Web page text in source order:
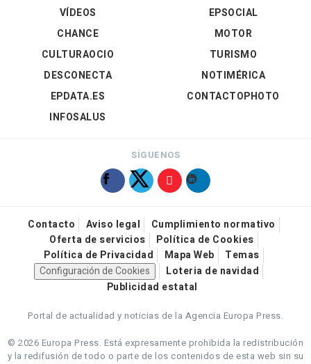
VÍDEOS
EPSOCIAL
CHANCE
CULTURAOCIO
DESCONECTA
EPDATA.ES
INFOSALUS
MOTOR
TURISMO
NOTIMÉRICA
CONTACTOPHOTO
SÍGUENOS
Contacto Aviso legal
Cumplimiento normativo
Oferta de servicios
Política de Cookies
Política de Privacidad
Mapa Web
Temas
Configuración de Cookies
Loteria de navidad
Publicidad estatal
Portal de actualidad y noticias de la Agencia Europa Press.
© 2026 Europa Press. Está expresamente prohibida la redistribución
y la redifusión de todo o parte de los contenidos de esta web sin su